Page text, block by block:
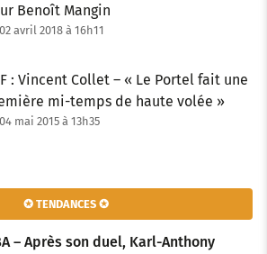
Benoît Mangin
02 avril 2018 à 16h11
: Vincent Collet – « Le Portel fait une
mi-temps de haute volée »
04 mai 2015 à 13h35
✪ TENDANCES ✪
– Après son duel, Karl-Anthony